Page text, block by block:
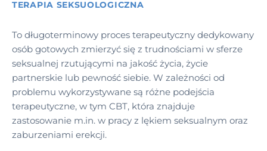
TERAPIA SEKSUOLOGICZNA
To długoterminowy proces terapeutyczny dedykowany
osób gotowych zmierzyć się z trudnościami w sferze
seksualnej rzutującymi na jakość życia, życie
partnerskie lub pewność siebie. W zależności od
problemu wykorzystywane są różne podejścia
terapeutyczne, w tym CBT, która znajduje
zastosowanie m.in. w pracy z lękiem seksualnym oraz
zaburzeniami erekcji.